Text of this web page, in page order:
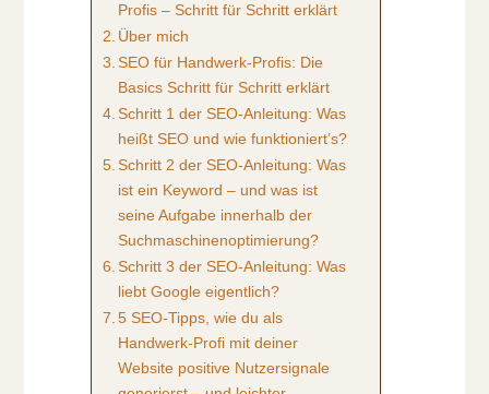
Profis – Schritt für Schritt erklärt
Über mich
SEO für Handwerk-Profis: Die
Basics Schritt für Schritt erklärt
Schritt 1 der SEO-Anleitung: Was
heißt SEO und wie funktioniert’s?
Schritt 2 der SEO-Anleitung: Was
ist ein Keyword – und was ist
seine Aufgabe innerhalb der
Suchmaschinenoptimierung?
Schritt 3 der SEO-Anleitung: Was
liebt Google eigentlich?
5 SEO-Tipps, wie du als
Handwerk-Profi mit deiner
Website positive Nutzersignale